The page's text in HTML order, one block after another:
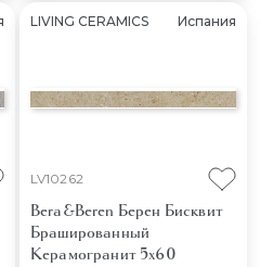
LIVING CERAMICS Испания
LV10262
Bera&Beren Берен Бисквит
Брашированный
Керамогранит 5x60